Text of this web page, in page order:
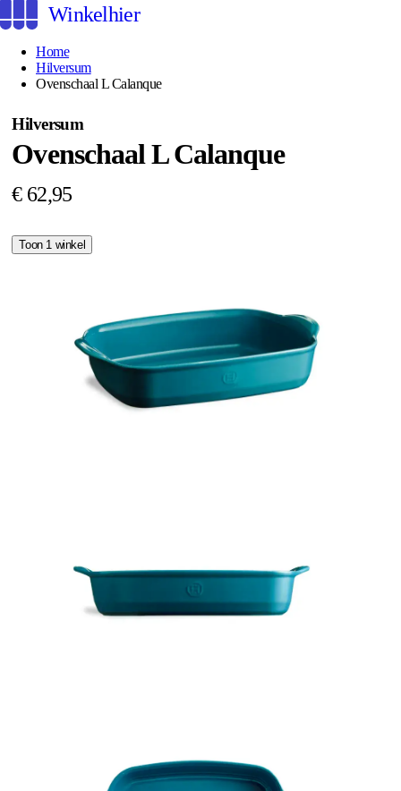
Winkelhier
Home
Hilversum
Ovenschaal L Calanque
Hilversum
Ovenschaal L Calanque
€ 62,95
Toon 1 winkel